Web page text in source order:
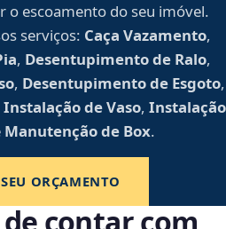
o escoamento do seu imóvel.
serviços: Caça Vazamento,
, Desentupimento de Ralo,
, Desentupimento de Esgoto,
Instalação de Vaso, Instalação
Manutenção de Box.
ORÇAMENTO